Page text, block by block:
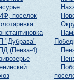
поселок
"Дубрава"
(Пенза-4)